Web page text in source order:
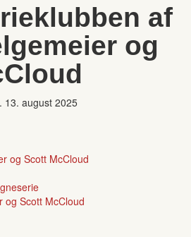
af
og
13. august 2025
og Scott McCloud
og Scott McCloud